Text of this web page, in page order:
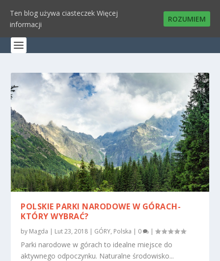
POLSKIE PARKI NARODOWE W GÓRACH-
KTÓRY WYBRAĆ?
by Magda | Lut 23, 2018 | GÓRY, Polska | 0 |
Parki narodowe w górach to idealne miejsce do
aktywnego odpoczynku. Naturalne środowisko...
Ten blog używa ciasteczek Więcej
informacji
ROZUMIEM